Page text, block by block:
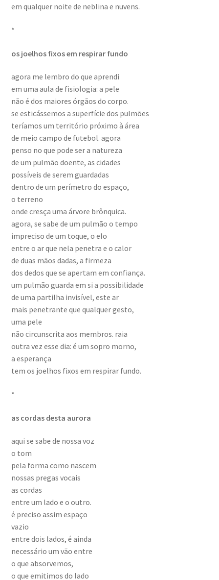
em qualquer noite de neblina e nuvens.
*
os joelhos fixos em respirar fundo
agora me lembro do que aprendi
em uma aula de fisiologia: a pele
não é dos maiores órgãos do corpo.
se esticássemos a superfície dos pulmões
teríamos um território próximo à área
de meio campo de futebol. agora
penso no que pode ser a natureza
de um pulmão doente, as cidades
possíveis de serem guardadas
dentro de um perímetro do espaço,
o terreno
onde cresça uma árvore brônquica.
agora, se sabe de um pulmão o tempo
impreciso de um toque, o elo
entre o ar que nela penetra e o calor
de duas mãos dadas, a firmeza
dos dedos que se apertam em confiança.
um pulmão guarda em si a possibilidade
de uma partilha invisível, este ar
mais penetrante que qualquer gesto,
uma pele
não circunscrita aos membros. raia
outra vez esse dia: é um sopro morno,
a esperança
tem os joelhos fixos em respirar fundo.
*
as cordas desta aurora
aqui se sabe de nossa voz
o tom
pela forma como nascem
nossas pregas vocais
as cordas
entre um lado e o outro.
é preciso assim espaço
vazio
entre dois lados, é ainda
necessário um vão entre
o que absorvemos,
o que emitimos do lado